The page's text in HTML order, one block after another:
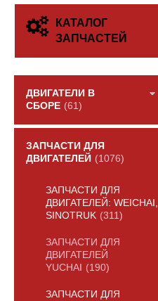
КАТАЛОГ
ЗАПЧАСТЕЙ
ДВИГАТЕЛИ В
СБОРЕ (61)
ЗАПЧАСТИ ДЛЯ
ДВИГАТЕЛЕЙ (1076)
ЗАПЧАСТИ ДЛЯ
ДВИГАТЕЛЕЙ: WEICHAI,
SINOTRUK (311)
ЗАПЧАСТИ ДЛЯ
ДВИГАТЕЛЕЙ
YUCHAI
(190)
ЗАПЧАСТИ ДЛЯ